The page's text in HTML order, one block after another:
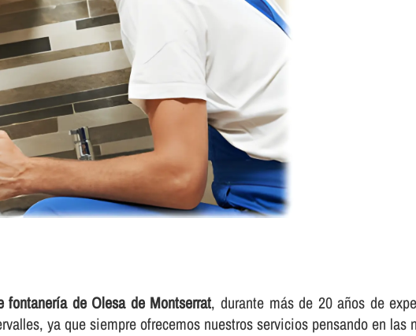
fontanerí­a de Olesa de Montserrat, durante más de 20 años de
ya que siempre ofrecemos nuestros servicios pensando en las